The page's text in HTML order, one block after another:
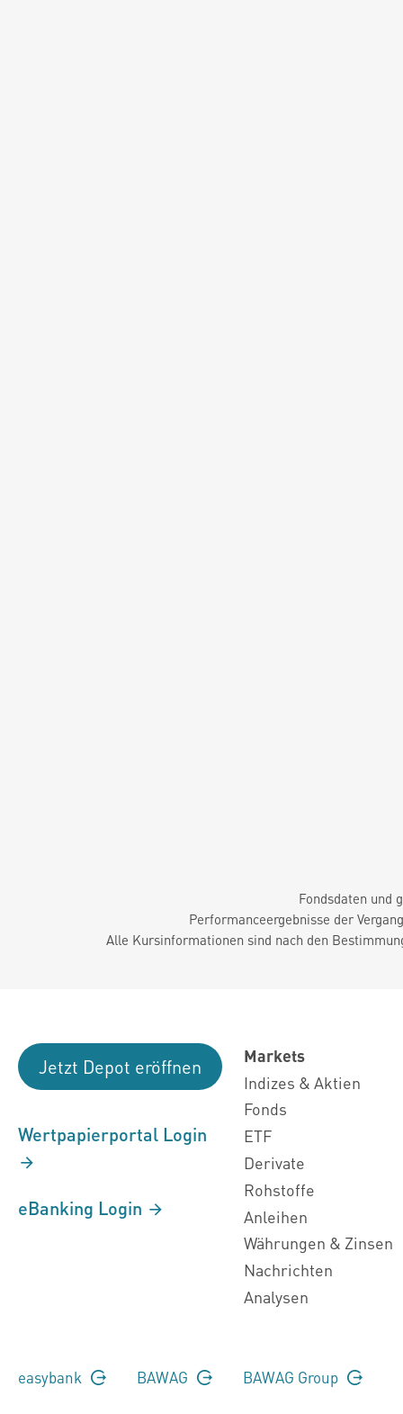
Fondsdaten und
Performanceergebnisse der
Alle Kursinformationen sind nach den
Jetzt Depot eröffnen
Wertpapierportal Login
eBanking Login
Markets
Indizes & Aktien
Fonds
ETF
Derivate
Rohstoffe
Anleihen
Währungen & Zinsen
Nachrichten
Analysen
easybank BAWAG BAWAG Group